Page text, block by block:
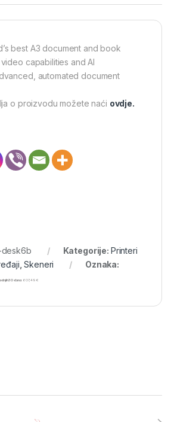
best A3 document and book
capabilities and AI
automated document
o proizvodu možete naći ovdje.
desk6b Kategorije: Printeri
,Skeneri
Oznaka:
30 dana: 607,49€